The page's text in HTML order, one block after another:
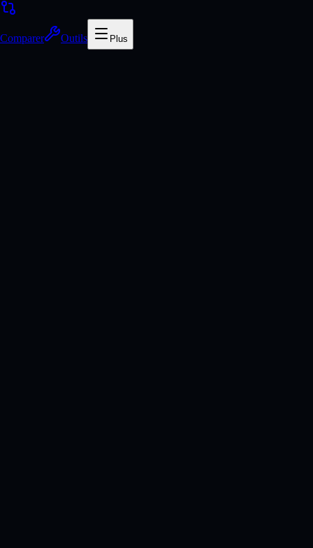
Comparer Outils Plus